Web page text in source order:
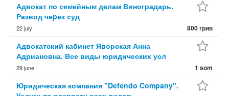
Адвокат по семейным делам Виноградарь.
Развод чеpез суд
22 july 800 грив
Адвокатский кабинет Яворская Анна
Адриановна. Все виды юридических усл
29 june 1 som
Юридическая компания "Defendo Company".